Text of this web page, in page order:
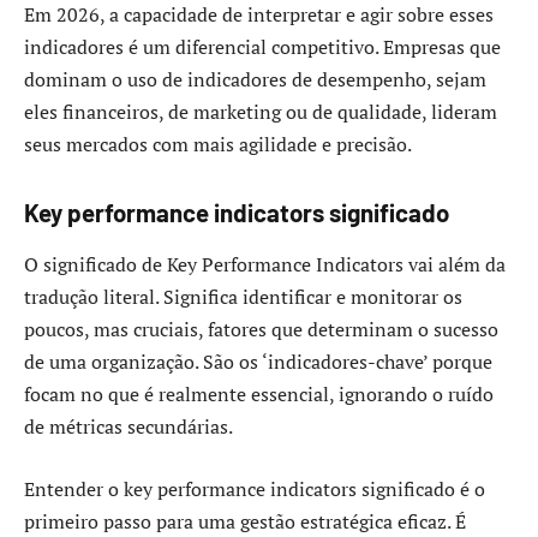
Em 2026, a capacidade de interpretar e agir sobre esses
indicadores é um diferencial competitivo. Empresas que
dominam o uso de indicadores de desempenho, sejam
eles financeiros, de marketing ou de qualidade, lideram
seus mercados com mais agilidade e precisão.
Key performance indicators significado
O significado de Key Performance Indicators vai além da
tradução literal. Significa identificar e monitorar os
poucos, mas cruciais, fatores que determinam o sucesso
de uma organização. São os ‘indicadores-chave’ porque
focam no que é realmente essencial, ignorando o ruído
de métricas secundárias.
Entender o key performance indicators significado é o
primeiro passo para uma gestão estratégica eficaz. É